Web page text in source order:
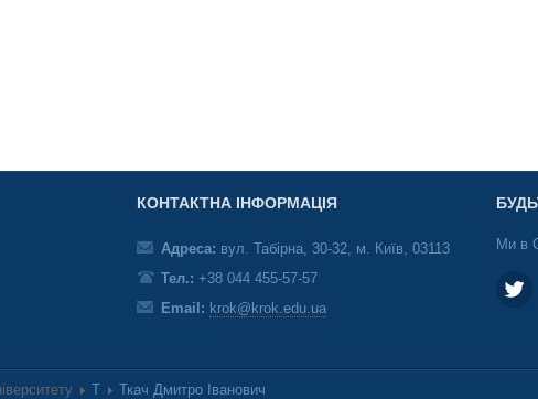
КОНТАКТНА ІНФОРМАЦІЯ
Адреса: вул. Табірна, 30-32, м. Київ, 03113
Тел.: +38 044 455-57-57
Email: krok@krok.edu.ua
Ми в
Т Ткач Дмитро Іванович